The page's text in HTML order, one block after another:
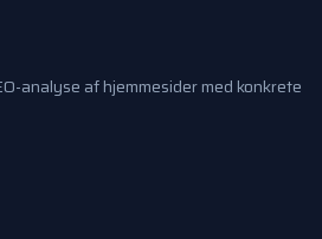
analyse af hjemmesider med konkrete